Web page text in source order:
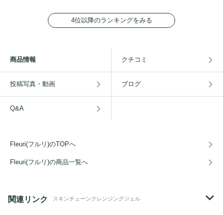
4位以降のランキングをみる
商品情報 クチコミ
投稿写真・動画 ブログ
Q&A
Fleuri(フルリ)のTOPへ
Fleuri(フルリ)の商品一覧へ
関連リンク スキンチューンクレンジングジェル